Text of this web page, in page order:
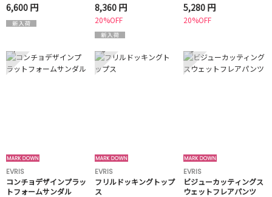
6,600 円 8,360 円
20%OFF
5,280 円
20%OFF
7
EVRIS
コンチョデザインプラッ
トフォームサンダル
8
EVRIS
フリルドッキングトップ
ス
9
EVRIS
ビジューカッティングス
ウェットフレアパンツ